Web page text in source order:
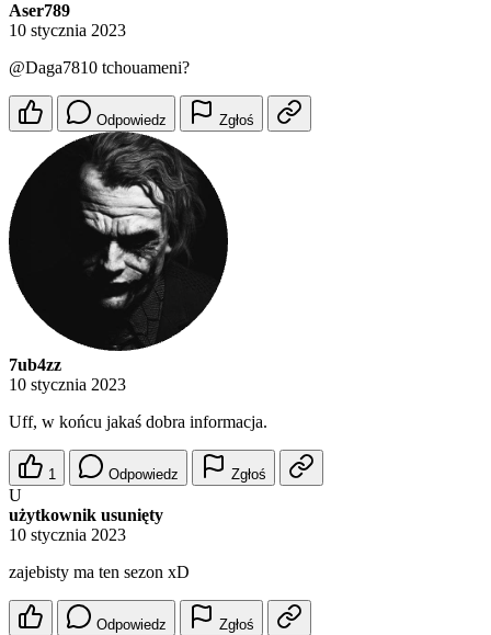
Aser789
10 stycznia 2023
@Daga7810 tchouameni?
Odpowiedz Zgłoś
7ub4zz
10 stycznia 2023
Uff, w końcu jakaś dobra informacja.
1 Odpowiedz Zgłoś
U
użytkownik usunięty
10 stycznia 2023
zajebisty ma ten sezon xD
Odpowiedz Zgłoś